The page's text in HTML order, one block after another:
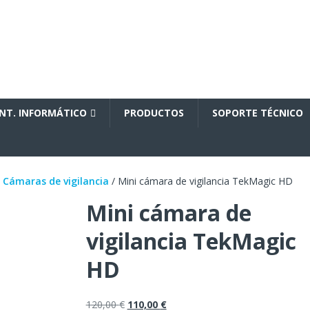
INFORMÁTICO PRODUCTOS SOPORTE TÉCNICO
Cámaras de vigilancia / Mini cámara de vigilancia TekMagic HD
Mini cámara de
vigilancia TekMagic
HD
120,00€ 110,00 €